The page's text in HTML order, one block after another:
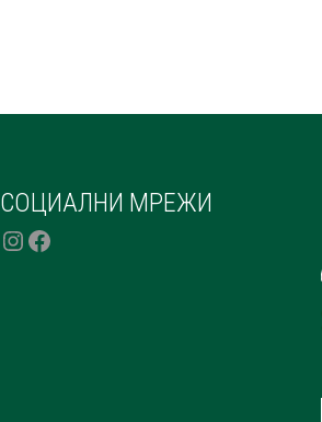
СОЦИАЛНИ МРЕЖИ
INSTAGRAM
FACEBOOK